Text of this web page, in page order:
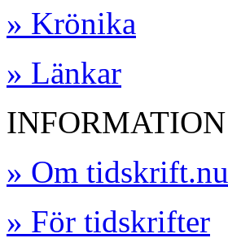
» Krönika
» Länkar
INFORMATION
» Om tidskrift.nu
» För tidskrifter